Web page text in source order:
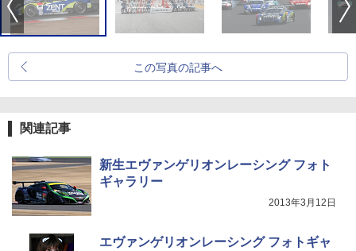
この写真の記事へ
関連記事
新生エヴァンゲリオンレーシング フォト
ギャラリー
2013年3月12日
エヴァンゲリオンレーシング フォトギャ